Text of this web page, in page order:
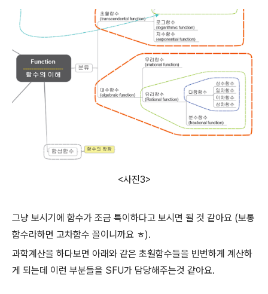
<사진3>
그냥 보시기에 함수가 조금 특이하다고 보시면 될 것 같아요 (보통
함수라하면 고차함수 꼴이니까요 ㅎ).
과학계산을 하다보면 아래와 같은 초훨함수들을 빈번하게 계산하
게 되는데 이런 부분들을 SFU가 담당해주는것 같아요.